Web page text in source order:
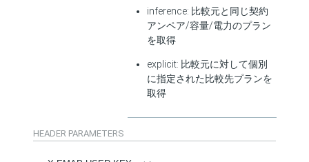
inference: 比較元と同じ契約
アンペア/容量/電力のプラン
を取得
explicit: 比較元に対して個別
に指定された比較先プランを
取得
HEADER PARAMETERS